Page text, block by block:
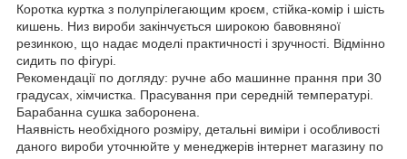
Коротка куртка з полупрілегающим кроєм, стійка-комір і шість
кишень. Низ вироби закінчується широкою бавовняної
резинкою, що надає моделі практичності і зручності. Відмінно
сидить по фігурі.
Рекомендації по догляду: ручне або машинне прання при 30
градусах, хімчистка. Прасування при середній температурі.
Барабанна сушка заборонена.
Наявність необхідного розміру, детальні виміри і особливості
даного вироби уточнюйте у менеджерів інтернет магазину по